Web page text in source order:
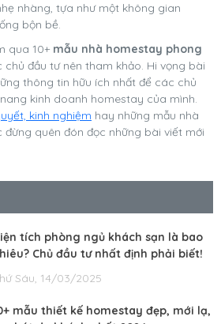
nhàng, tựa như một không gian
bộn bề.
qua 10+ mẫu nhà homestay phong
chủ đầu tư nên tham khảo. Hi vọng bài
thông tin hữu ích nhất để các chủ
kinh doanh homestay của mình.
kinh nghiệm hay những mẫu nhà
quên đón đọc những bài viết mới
tích phòng ngủ khách sạn là bao
Chủ đầu tư nhất định phải biết!
Sáu, 14/03/2025
mẫu thiết kế homestay đẹp, mới lạ,